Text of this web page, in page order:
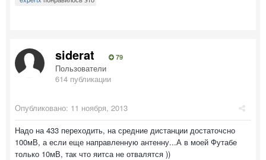
siderat 79
Пользователи
614 публикации
Опубликовано: 11 ноября, 2013
Надо на 433 переходить, на средние дистанции достаточсно
100мВ, а если еще направленную антенну...А в моей Футабе
только 10мВ, так что яитса не отвалятся ))